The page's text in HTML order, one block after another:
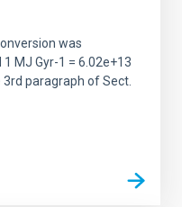
was
MJ Gyr-1 = 6.02e+13
paragraph of Sect.